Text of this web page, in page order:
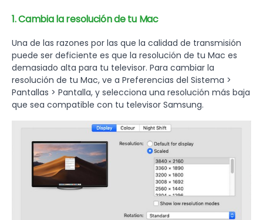
1. Cambia la resolución de tu Mac
Una de las razones por las que la calidad de transmisión
puede ser deficiente es que la resolución de tu Mac es
demasiado alta para tu televisor. Para cambiar la
resolución de tu Mac, ve a Preferencias del Sistema >
Pantallas > Pantalla, y selecciona una resolución más baja
que sea compatible con tu televisor Samsung.